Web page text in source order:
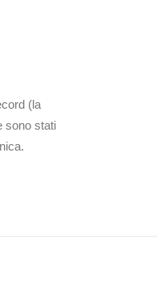
(la
sono stati